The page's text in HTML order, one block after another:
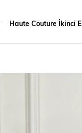
Haute Couture İkinci